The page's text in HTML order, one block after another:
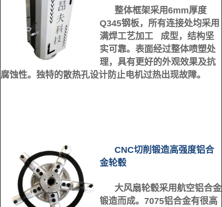
整体框架采用6mm厚度
Q345钢板，所有连接处均采用
满焊工艺加工 成型，结构坚
实可靠。表面经过整体喷塑处
理，具有更好的外观效果及抗
腐蚀性。独特的散热孔设计防止电机过热出现故障。
CNC切削锻造高强度铝合
金轮毂
大风扇轮毂采用航空铝合金
锻造而成。7075铝合金有很高